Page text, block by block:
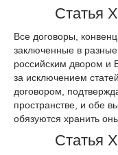
Статья
Все договоры,
заключенные в
российским двором и
за исключением
договором,
пространстве, и обе
обязуются хранить
Статья